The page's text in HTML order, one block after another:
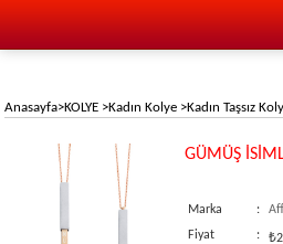
Anasayfa>KOLYE >Kadın Kolye >Kadın Taşsız
GÜMÜŞ
Marka :
Fiyat
: